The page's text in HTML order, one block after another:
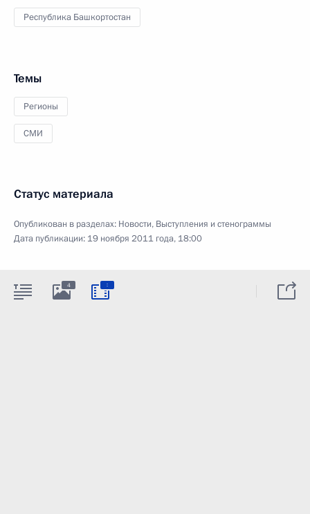
Республика Башкортостан
Темы
Регионы
СМИ
Статус материала
Опубликован в разделах: Новости, Выступления и стенограммы
Дата публикации: 19 ноября 2011 года, 18:00
4 :